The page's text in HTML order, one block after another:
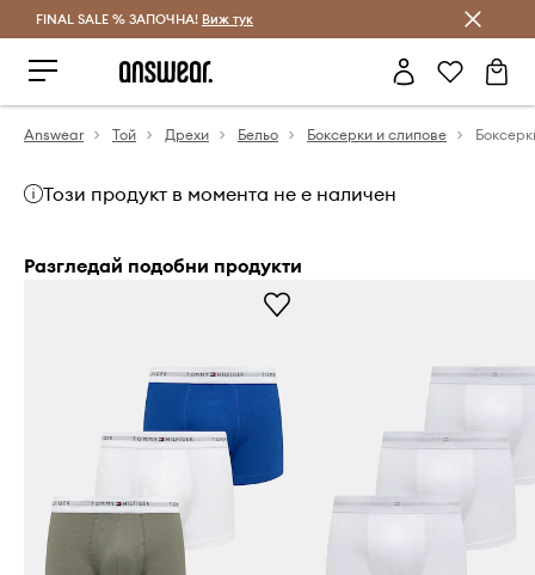
Спестявай с Answear Club
FINAL SALE % ЗАПОЧНА! Виж тук
Answear Той Дрехи Бельо Боксерки и слипове
Този продукт в момента не е наличен
Разгледай подобни продукти